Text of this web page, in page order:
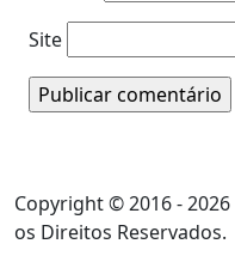
Site
Copyright © 2016 - 2026
os Direitos Reservados.